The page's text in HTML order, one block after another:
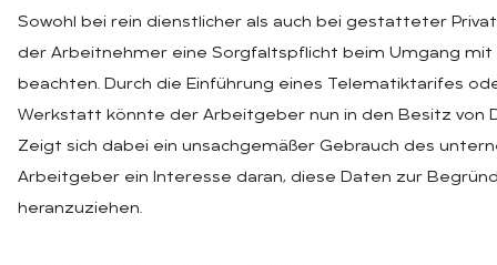
Sowohl bei rein dienstlicher als auch bei gestatteter
der Arbeitnehmer eine Sorgfaltspflicht beim Umgang
beachten. Durch die Einführung eines Telematiktarifes
Werkstatt könnte der Arbeitgeber nun in den Besitz von
Zeigt sich dabei ein unsachgemäßer Gebrauch des
Arbeitgeber ein Interesse daran, diese Daten zur
heranzuziehen.